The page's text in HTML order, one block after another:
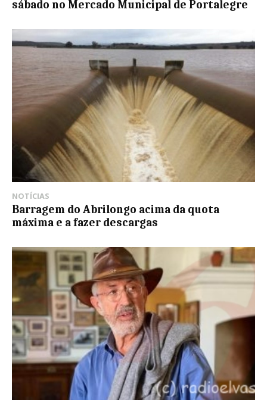
sábado no Mercado Municipal de Portalegre
NOTÍCIAS
Barragem do Abrilongo acima da quota
máxima e a fazer descargas